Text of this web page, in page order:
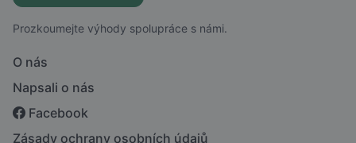
Prozkoumejte výhody spolupráce s námi.
O nás
Napsali o nás
Facebook
Zásady ochrany osobních údajů